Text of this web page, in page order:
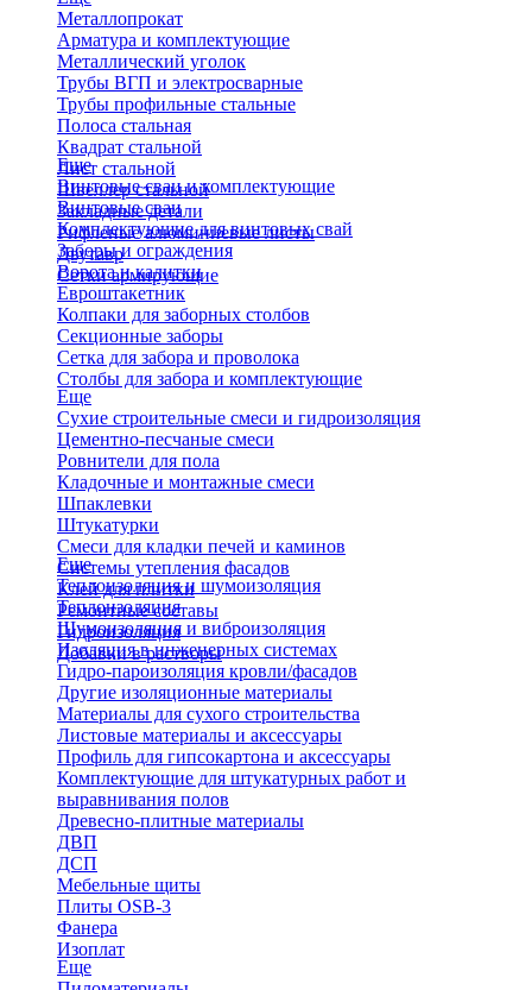
Металлопрокат
Арматура и комплектующие
Металлический уголок
Трубы ВГП и электросварные
Трубы профильные стальные
Полоса стальная
Квадрат стальной
Лист стальной
Швеллер стальной
Закладные детали
Рифленые алюминиевые листы
Двутавр
Сетки армирующие
Еще
Винтовые сваи и комплектующие
Винтовые сваи
Комплектующие для винтовых свай
Заборы и ограждения
Ворота и калитки
Евроштакетник
Колпаки для заборных столбов
Секционные заборы
Сетка для забора и проволока
Столбы для забора и комплектующие
Еще
Сухие строительные смеси и гидроизоляция
Цементно-песчаные смеси
Ровнители для пола
Кладочные и монтажные смеси
Шпаклевки
Штукатурки
Смеси для кладки печей и каминов
Системы утепления фасадов
Клей для плитки
Ремонтные составы
Гидроизоляция
Добавки в растворы
Еще
Теплоизоляция и шумоизоляция
Теплоизоляция
Шумоизоляция и виброизоляция
Изоляция в инженерных системах
Гидро-пароизоляция кровли/фасадов
Другие изоляционные материалы
Материалы для сухого строительства
Листовые материалы и аксессуары
Профиль для гипсокартона и аксессуары
Комплектующие для штукатурных работ и
выравнивания полов
Древесно-плитные материалы
ДВП
ДСП
Мебельные щиты
Плиты OSB-3
Фанера
Изоплат
Еще